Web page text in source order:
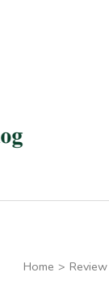
Home > Review